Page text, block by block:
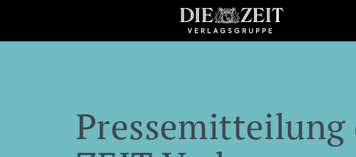
Pressemitteilung